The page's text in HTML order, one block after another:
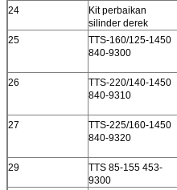
24
Kit perbaikan
silinder derek
25
TTS-160/125-1450
840-9300
26
TTS-220/140-1450
840-9310
27
TTS-225/160-1450
840-9320
29
TTS 85-155 453-
9300